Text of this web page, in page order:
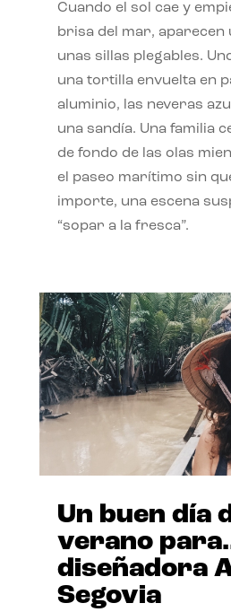
Cuando el sol cae y
brisa del mar, aparecen
unas sillas plegables.
una tortilla envuelta en
aluminio, las neveras
una sandía. Una familia
de fondo de las olas
el paseo marítimo sin
importe, una escena
“sopar a la fresca”.
Un buen día
verano
diseñadora
Segovia